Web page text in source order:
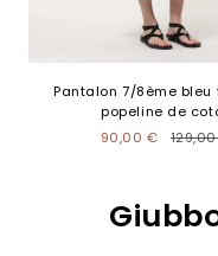
Pantalon 7/8ème bleu
popeline de
90,00 €